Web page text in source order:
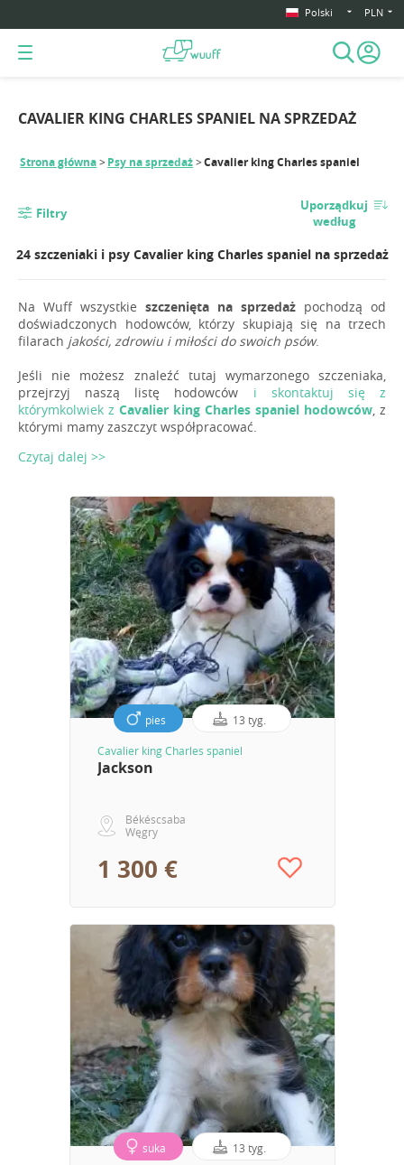
Polski PLN
CAVALIER KING CHARLES SPANIEL NA SPRZEDAŻ
Strona główna Psy na sprzedaż Cavalier king Charles spaniel
Filtry
Uporządkuj
według
24 szczeniaki i psy Cavalier king Charles spaniel na sprzedaż
Na Wuff wszystkie szczenięta na sprzedaż pochodzą od
doświadczonych hodowców, którzy skupiają się na trzech
filarach jakości, zdrowiu i miłości do swoich psów.
Jeśli nie możesz znaleźć tutaj wymarzonego szczeniaka,
przejrzyj naszą listę hodowców i skontaktuj się z
którymkolwiek z Cavalier king Charles spaniel hodowców, z
którymi mamy zaszczyt współpracować.
Czytaj dalej >>
pies 13 tyg.
Cavalier king Charles spaniel
Jackson
Békéscsaba
Węgry
1 300 €
suka 13 tyg.